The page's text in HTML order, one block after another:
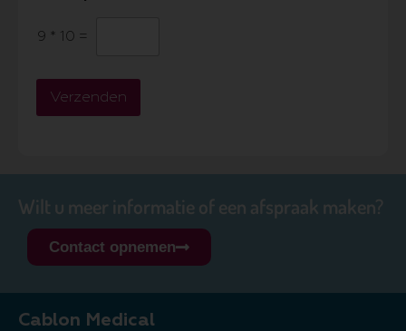
9 * 10 =
Verzenden
Wilt u meer informatie of een afspraak maken?
Contact opnemen
Cablon Medical